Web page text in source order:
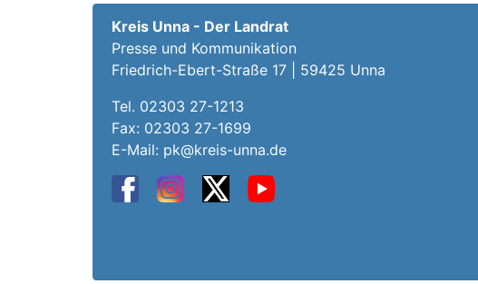
Kreis Unna - Der Landrat
Presse und Kommunikation
Friedrich-Ebert-Straße 17 | 59425 Unna
Tel. 02303 27-1213
Fax: 02303 27-1699
E-Mail: pk@kreis-unna.de